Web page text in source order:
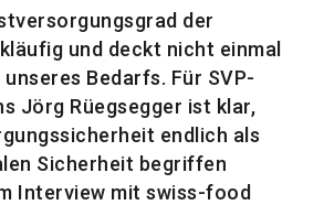
der
und deckt nicht einmal
Bedarfs. Für SVP-
Jörg Rüegsegger ist klar,
endlich als
Sicherheit begriffen
Interview mit swiss-food